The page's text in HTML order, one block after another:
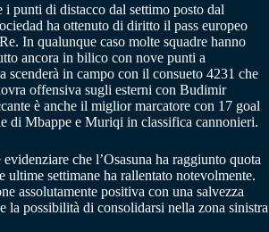
i punti di distacco dal settimo posto dal
ha ottenuto di diritto il pass europeo
In qualunque caso molte squadre hanno
ancora in bilico con nove punti a
scenderà in campo con il consueto 4231 che
offensiva sugli esterni con Budimir
è anche il miglior marcatore con 17 goal
di Mbappe e Muriqi in classifica cannonieri.
che l’Osasuna ha raggiunto quota
ultime settimane ha rallentato notevolmente.
assolutamente positiva con una salvezza
la possibilità di consolidarsi nella zona sinistra